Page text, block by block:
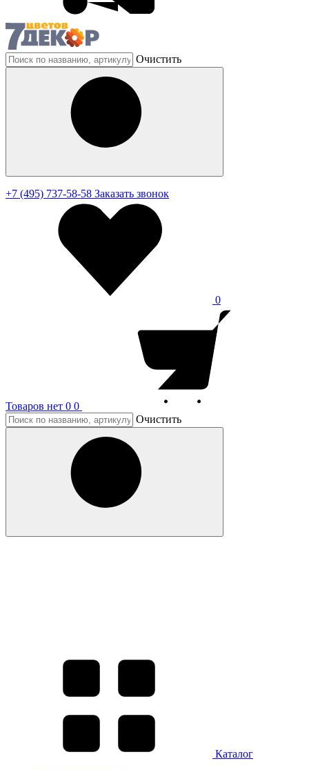
Очистить
+7 (495) 737-58-58 Заказать звонок
0
Товаров нет 0 0
Очистить
Каталог